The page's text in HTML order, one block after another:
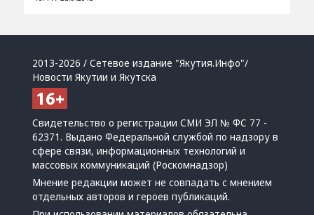
2013-2026 / Сетевое издание "Якутия.Инфо"/
Новости Якутии и Якутска
Свидетельство о регистрации СМИ ЭЛ № ФС 77 -
62371. Выдано Федеральной службой по надзору в
сфере связи, информационных технологий и
массовых коммуникаций (Роскомнадзор)
Мнение редакции может не совпадать с мнением
отдельных авторов и героев публикаций.